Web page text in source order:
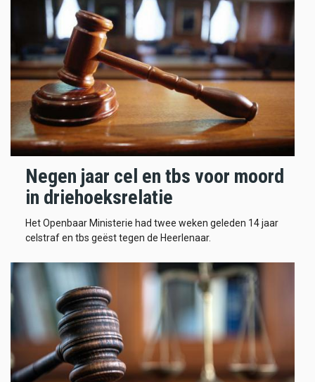
Negen jaar cel en tbs voor moord
in driehoeksrelatie
Het Openbaar Ministerie had twee weken geleden 14 jaar
celstraf en tbs geëst tegen de Heerlenaar.